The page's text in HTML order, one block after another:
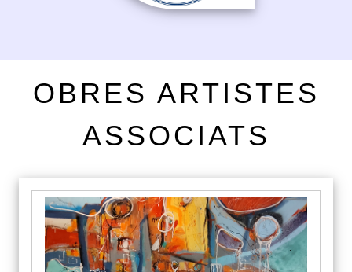
OBRES ARTISTES
ASSOCIATS